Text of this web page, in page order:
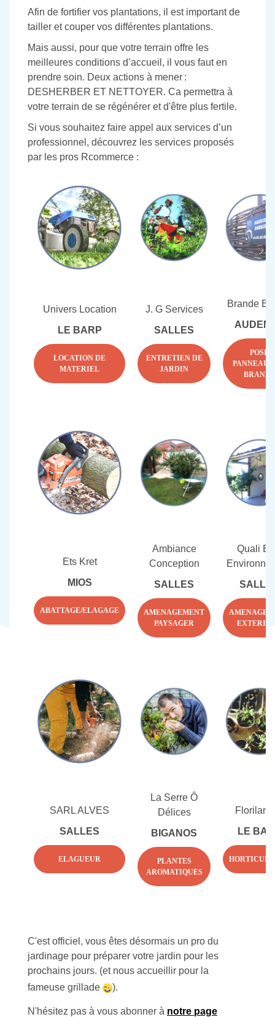
Afin de fortifier vos plantations, il est important de
tailler et couper vos différentes plantations.
Mais aussi, pour que votre terrain offre les
meilleures conditions d’accueil, il vous faut en
prendre soin. Deux actions à mener :
DESHERBER ET NETTOYER. Ca permettra à
votre terrain de se régénérer et d'être plus fertile.
Si vous souhaitez faire appel aux services d’un
professionnel, découvrez les services proposés
par les pros Rcommerce :
Univers Location
LE BARP
LOCATION DE
MATERIEL
J. G Services
SALLES
ENTRETIEN DE
JARDIN
Brande
POSE
BRANDE
Ets Kret
MIOS
ABATTAGE/ELAGAGE
Ambiance
Conception
SALLES
AMENAGEMENT
PAYSAGER
Quali
SARL ALVES
SALLES
ELAGUEUR
La Serre Ô
Délices
BIGANOS
PLANTES
AROMATIQUES
LE
C'est officiel, vous êtes désormais un pro du
jardinage pour préparer votre jardin pour les
prochains jours. (et nous accueillir pour la
fameuse grillade
).
N'hésitez pas à vous abonner à notre page